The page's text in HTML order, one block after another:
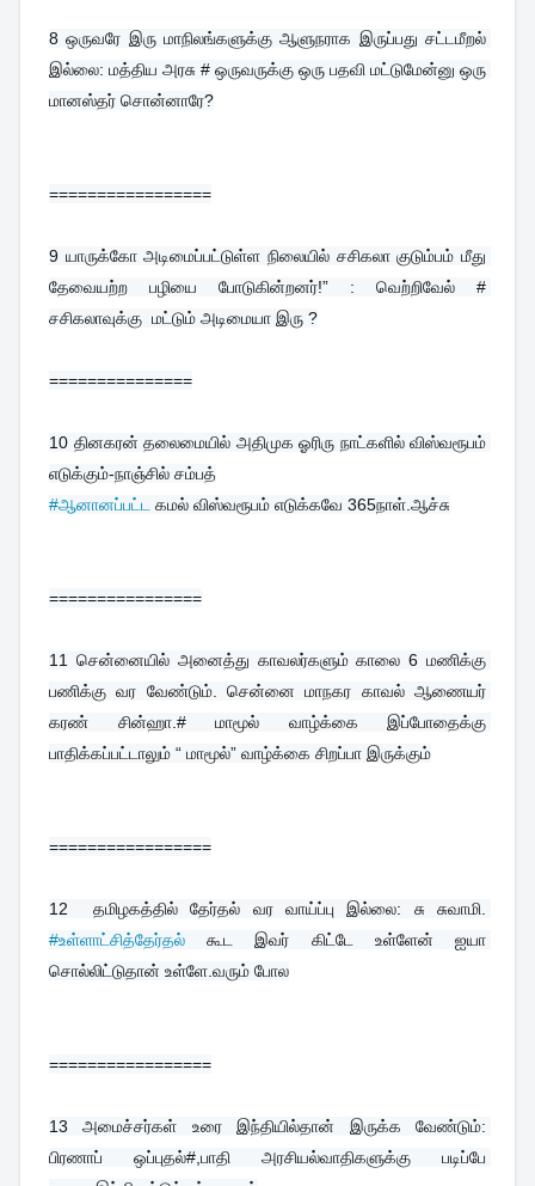
8 ஒருவரே இரு மாநிலங்களுக்கு ஆளுநராக இருப்பது சட்டமீறல்
இல்லை: மத்திய அரசு # ஒருவருக்கு ஒரு பதவி மட்டுமேன்னு ஒரு
மானஸ்தர் சொன்னாரே?
=================
9 யாருக்கோ அடிமைப்பட்டுள்ள நிலையில் சசிகலா குடும்பம் மீது
தேவையற்ற பழியை போடுகின்றனர்!” : வெற்றிவேல் #
சசிகலாவுக்கு  மட்டும் அடிமையா இரு ?
===============
10 தினகரன் தலைமையில் அதிமுக ஓரிரு நாட்களில் விஸ்வரூபம்
எடுக்கும்-நாஞ்சில் சம்பத்
#ஆனானப்பட்ட
கமல் விஸ்வரூபம் எடுக்கவே 365நாள்.ஆச்சு
================
11 சென்னையில் அனைத்து காவலர்களும் காலை 6 மணிக்கு
பணிக்கு வர வேண்டும். சென்னை மாநகர காவல் ஆணையர்
கரண் சின்ஹா.# மாமூல் வாழ்க்கை இப்போதைக்கு
பாதிக்கப்பட்டாலும் “ மாமூல்” வாழ்க்கை சிறப்பா இருக்கும்
=================
12
#உள்ளாட்சித்தேர்தல் கூட இவர் கிட்டே உள்ளேன் ஐயா
சொல்லிட்டுதான் உள்ளே.வரும் போல
=================
13 அமைச்சர்கள் உரை இந்தியில்தான் இருக்க வேண்டும்:
பிரணாப் ஒப்புதல்#,பாதி அரசியல்வாதிகளுக்கு படிப்பே